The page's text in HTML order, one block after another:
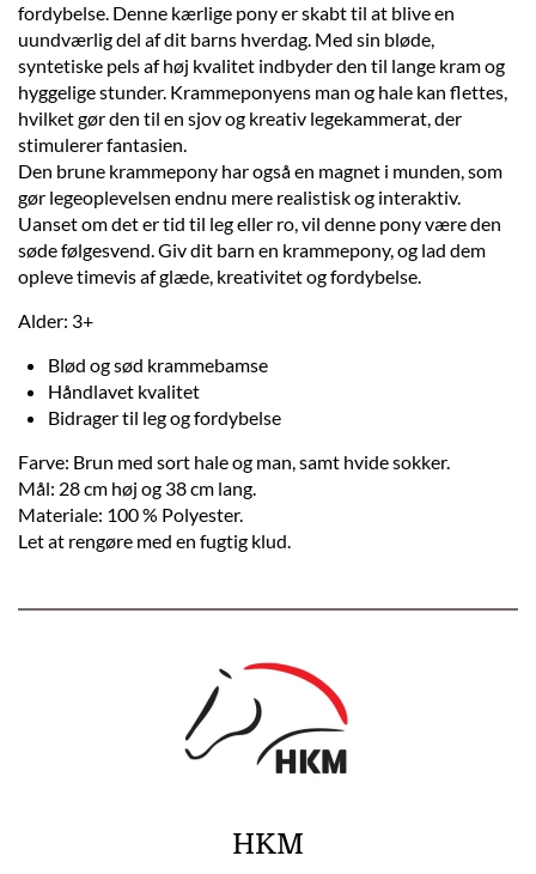
fordybelse. Denne kærlige pony er skabt til at blive en
uundværlig del af dit barns hverdag. Med sin bløde,
syntetiske pels af høj kvalitet indbyder den til lange kram og
hyggelige stunder. Krammeponyens man og hale kan flettes,
hvilket gør den til en sjov og kreativ legekammerat, der
stimulerer fantasien.
Den brune krammepony har også en magnet i munden, som
gør legeoplevelsen endnu mere realistisk og interaktiv.
Uanset om det er tid til leg eller ro, vil denne pony være den
søde følgesvend. Giv dit barn en krammepony, og lad dem
opleve timevis af glæde, kreativitet og fordybelse.
Alder: 3+
Blød og sød krammebamse
Håndlavet kvalitet
Bidrager til leg og fordybelse
Farve: Brun med sort hale og man, samt hvide sokker.
Mål: 28 cm høj og 38 cm lang.
Materiale: 100 % Polyester.
Let at rengøre med en fugtig klud.
HKM